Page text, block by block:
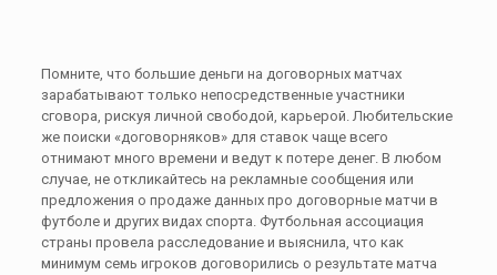
Помните, что большие деньги на договорных матчах
зарабатывают только непосредственные участники
сговора, рискуя личной свободой, карьерой. Любительские
же поиски «договорняков» для ставок чаще всего
отнимают много времени и ведут к потере денег. В любом
случае, не откликайтесь на рекламные сообщения или
предложения о продаже данных про договорные матчи в
футболе и других видах спорта. Футбольная ассоциация
страны провела расследование и выяснила, что как
минимум семь игроков договорились о результате матча